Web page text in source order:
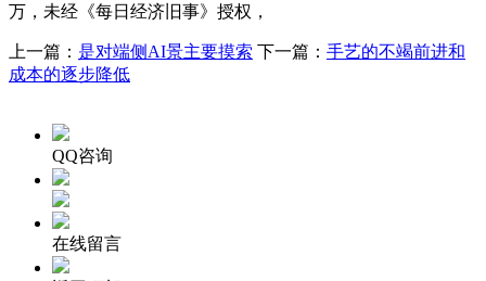
万，未经《每日经济旧事》授权，
上一篇： 是对端侧AI景主要摸索 下一篇： 手艺的不竭前进和
成本的逐步降低
QQ咨询
在线留言